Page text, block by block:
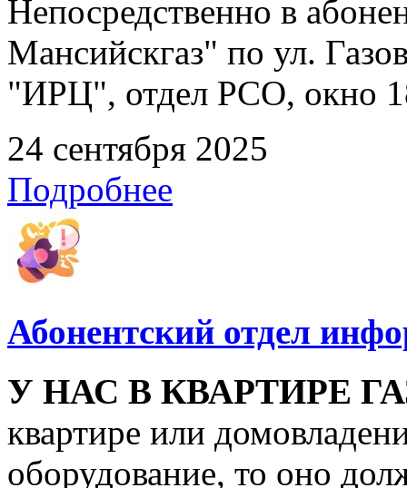
Непосредственно в
Мансийскгаз" по ул.
"ИРЦ", отдел РСО, окно
24 сентября 2025
Подробнее
Абонентский отдел
У НАС В КВАРТИРЕ
квартире или
оборудование, то оно